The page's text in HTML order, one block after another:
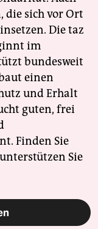
die sich vor Ort
Die taz
im
bundesweit
einen
und Erhalt
guten, frei
Finden Sie
Sie